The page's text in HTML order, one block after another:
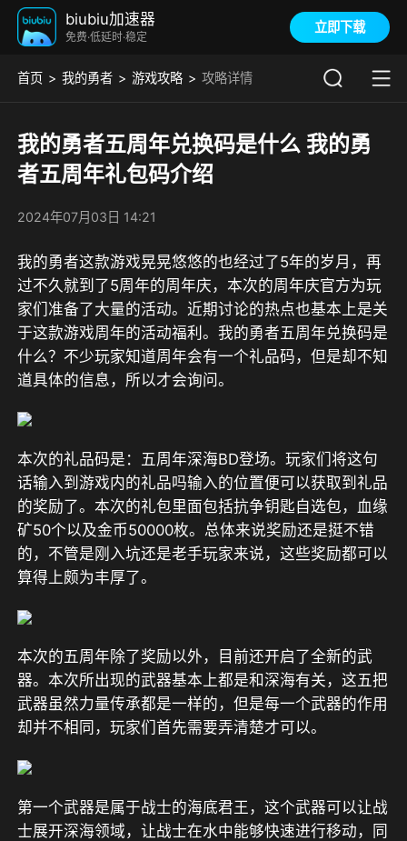
biubiu加速器
免费·低延时·稳定
立即下载
首页 我的勇者 游戏攻略 攻略详情
我的勇者五周年兑换码是什么 我的勇
者五周年礼包码介绍
2024年07月03日 14:21
我的勇者这款游戏晃晃悠悠的也经过了5年的岁月，再
过不久就到了5周年的周年庆，本次的周年庆官方为玩
家们准备了大量的活动。近期讨论的热点也基本上是关
于这款游戏周年的活动福利。我的勇者五周年兑换码是
什么？不少玩家知道周年会有一个礼品码，但是却不知
道具体的信息，所以才会询问。
本次的礼品码是：五周年深海BD登场。玩家们将这句
话输入到游戏内的礼品吗输入的位置便可以获取到礼品
的奖励了。本次的礼包里面包括抗争钥匙自选包，血缘
矿50个以及金币50000枚。总体来说奖励还是挺不错
的，不管是刚入坑还是老手玩家来说，这些奖励都可以
算得上颇为丰厚了。
本次的五周年除了奖励以外，目前还开启了全新的武
器。本次所出现的武器基本上都是和深海有关，这五把
武器虽然力量传承都是一样的，但是每一个武器的作用
却并不相同，玩家们首先需要弄清楚才可以。
第一个武器是属于战士的海底君王，这个武器可以让战
士展开深海领域，让战士在水中能够快速进行移动，同